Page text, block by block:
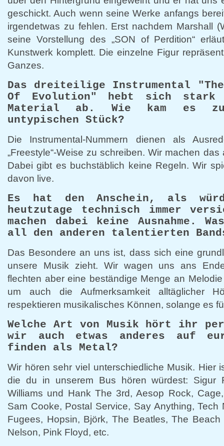
geschickt. Auch wenn seine Werke anfangs
irgendetwas zu fehlen. Erst nachdem Marshall
seine Vorstellung des „SON of Perdition“
Kunstwerk komplett. Die einzelne Figur
Ganzes.
Das dreiteilige Instrumental
Of Evolution" hebt sich stark
Material ab. Wie kam es
untypischen Stück?
Die Instrumental-Nummern dienen als
„Freestyle“-Weise zu schreiben. Wir machen
Dabei gibt es buchstäblich keine Regeln. Wir
davon live.
Es hat den Anschein, als
heutzutage technisch immer
machen dabei keine Ausnahme.
all den anderen talentierten
Das Besondere an uns ist, dass sich eine
unsere Musik zieht. Wir wagen uns ans
flechten aber eine beständige Menge an
um auch die Aufmerksamkeit alltäglicher
respektieren musikalisches Können, solange es
Welche Art von Musik hört ihr
wir auch etwas anderes auf
finden als Metal?
Wir hören sehr viel unterschiedliche Musik. Hier
die du in unserem Bus hören würdest: Sigur
Williams und Hank The 3rd, Aesop Rock,
Sam Cooke, Postal Service, Say Anything, Tech
Fugees, Hopsin, Björk, The Beatles, The
Nelson, Pink Floyd, etc.